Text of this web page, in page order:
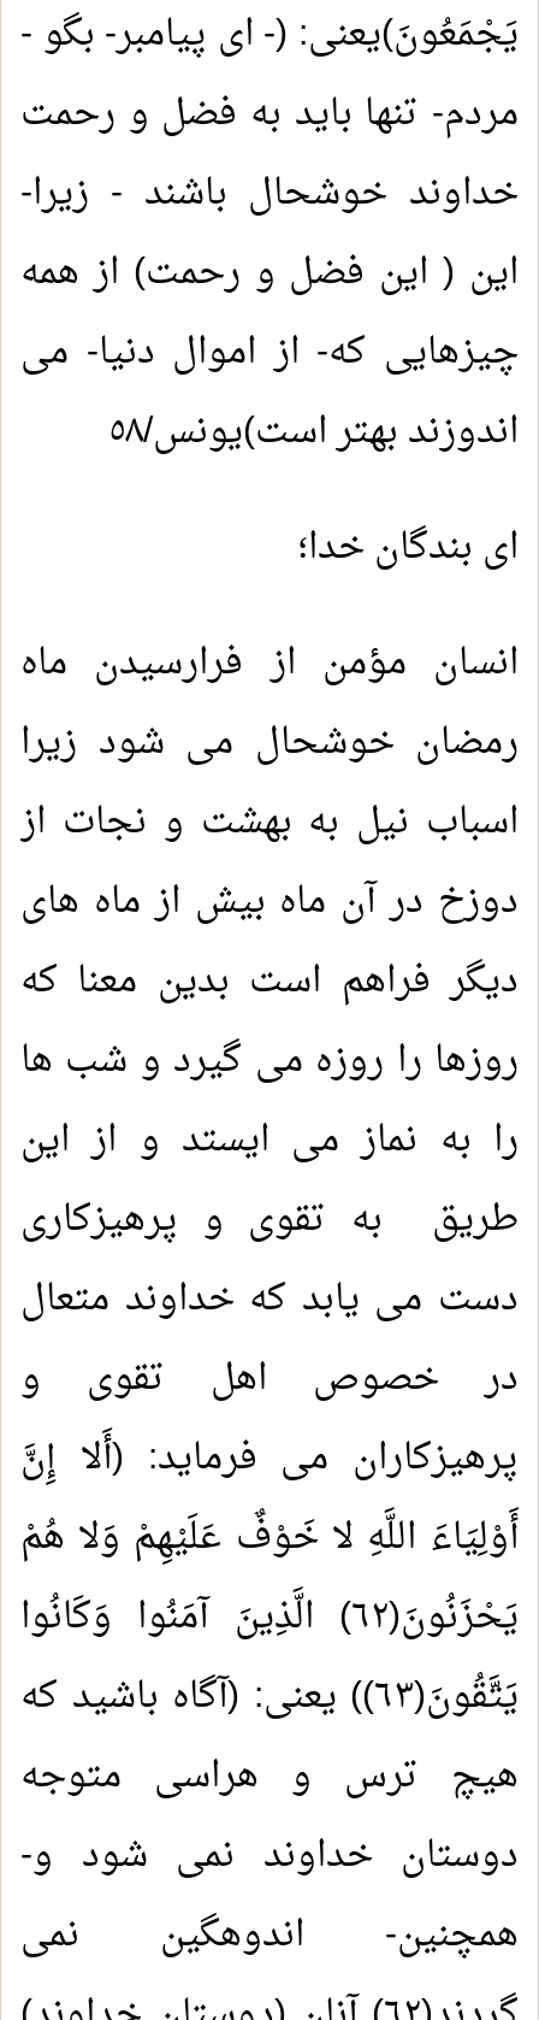
يَجْمَعُونَ)یعنی: (- ای پیامبر- بگو -
مردم- تنها باید به فضل و رحمت
خداوند خوشحال باشند - زیرا-
این ( این فضل و رحمت) از همه
چیزهایی که- از اموال دنیا- می
اندوزند بهتر است)یونس/٥٨
ای بندگان خدا؛
انسان مؤمن از فرارسیدن ماه
رمضان خوشحال می شود زیرا
اسباب نیل به بهشت و نجات از
دوزخ در آن ماه بیش از ماه های
دیگر فراهم است بدین معنا که
روزها را روزه می گیرد و شب ها
را به نماز می ایستد و از این
طریق به تقوی و پرهیزکاری
دست می یابد که خداوند متعال
در خصوص اهل تقوی و
پرهیزکاران می فرماید: (أَلا إِنَّ
أَوْلِيَاءَ اللَّهِ لا خَوْفٌ عَلَيْهِمْ وَلا هُمْ
يَحْزَنُونَ(٦٢) الَّذِينَ آمَنُوا وَكَانُوا
يَتَّقُونَ(٦٣)) یعنی: (آگاه باشید که
هیچ ترس و هراسی متوجه
دوستان خداوند نمی شود و-
همچنین- اندوهگین نمی